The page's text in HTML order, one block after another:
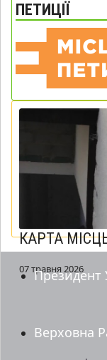
ПЕТИЦІЇ
КАРТА
07 травня 2026
Президент
Верховна